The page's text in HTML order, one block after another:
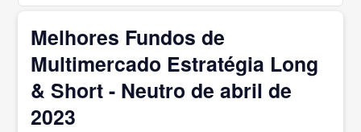
Melhores Fundos de
Multimercado Estratégia Long
& Short - Neutro de abril de
2023